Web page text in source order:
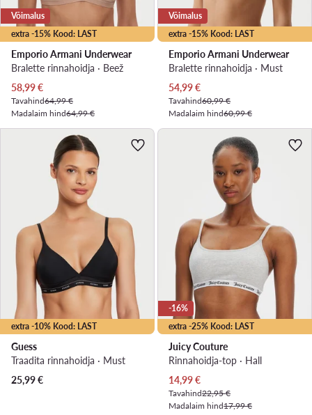
extra -15% Kood: LAST
Võimalus
Emporio Armani Underwear
Bralette rinnahoidja · Beež
Praegune hind
58,99€
Tavahind64,99 €
Madalaim hind64,99 €
extra -15% Kood: LAST
Võimalus
Emporio Armani Underwear
Bralette rinnahoidja · Must
Praegune hind
54,99€
Tavahind60,99 €
Madalaim hind60,99 €
extra -10% Kood: LAST
Guess
Traadita rinnahoidja · Must
25,99€
extra -25% Kood: LAST
-16%
Juicy Couture
Rinnahoidja-top · Hall
Praegune hind
14,99€
Tavahind22,95 €
Madalaim hind17,99 €